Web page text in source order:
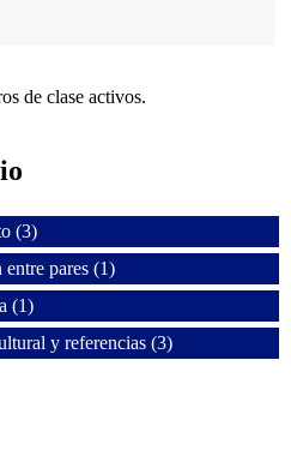
de clase activos.
(3)
pares (1)
(1)
y referencias (3)